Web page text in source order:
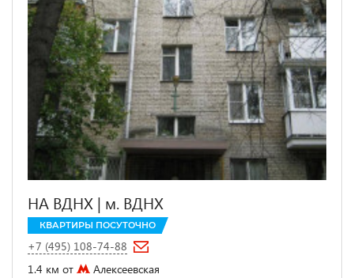
НА ВДНХ | м. ВДНХ
КВАРТИРЫ ПОСУТОЧНО
+7 (495) 108-74-88
1.4 км от
Алексеевская